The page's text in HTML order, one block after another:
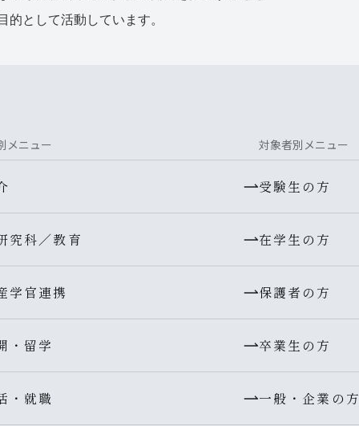
として活動しています。
メニュー
究科／教育
学官連携
・留学
・就職
対象者別メニュー
受験生の方
在学生の方
保護者の方
卒業生の方
一般・企業の方